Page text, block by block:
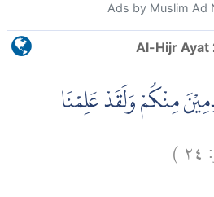
Ads by Muslim Ad
Al-Hijr Ayat
مِنْكُمْ وَلَقَدْ عَلِمْنَا
٢٤)